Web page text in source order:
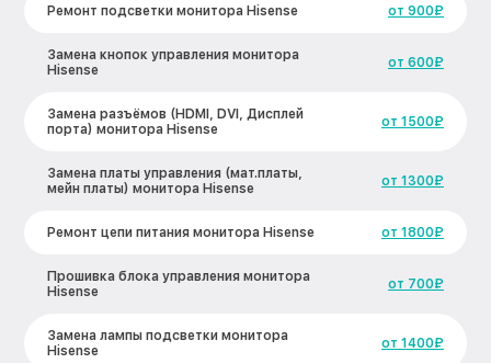
Ремонт подсветки монитора Hisense от 900₽
Замена кнопок управления монитора
Hisense
от 600₽
Замена разъёмов (HDMI, DVI, Дисплей
порта) монитора Hisense
от 1500₽
Замена платы управления (мат.платы,
мейн платы) монитора Hisense
от 1300₽
Ремонт цепи питания монитора Hisense от 1800₽
Прошивка блока управления монитора
Hisense
от 700₽
Замена лампы подсветки монитора
Hisense
от 1400₽